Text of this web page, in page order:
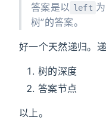
答案是以 left
树”的答案。
好一个天然递归。
树的深度
答案节点
以上。